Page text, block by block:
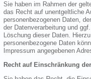
Sie haben im Rahmen der
das Recht auf unentgeltliche
personenbezogenen Daten,
der Datenverarbeitung und
Löschung dieser Daten.
personenbezogene Daten
Impressum angegebenen
Recht auf Einschränkung